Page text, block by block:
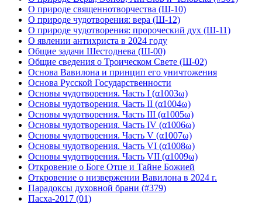
О природе священнотворчества (Ш-10)
О природе чудотворения: вера (Ш-12)
О природе чудотворения: пророческий дух (Ш-11)
О явлении антихриста в 2024 году
Общие задачи Шестоднева (Ш-00)
Общие сведения о Троическом Свете (Ш-02)
Основа Вавилона и принцип его уничтожения
Основа Русской Государственности
Основы чудотворения. Часть I (α1003ω)
Основы чудотворения. Часть II (α1004ω)
Основы чудотворения. Часть III (α1005ω)
Основы чудотворения. Часть IV (α1006ω)
Основы чудотворения. Часть V (α1007ω)
Основы чудотворения. Часть VI (α1008ω)
Основы чудотворения. Часть VII (α1009ω)
Откровение о Боге Отце и Тайне Божией
Откровение о низвержении Вавилона в 2024 г.
Парадоксы духовной брани (#379)
Пасха-2017 (01)